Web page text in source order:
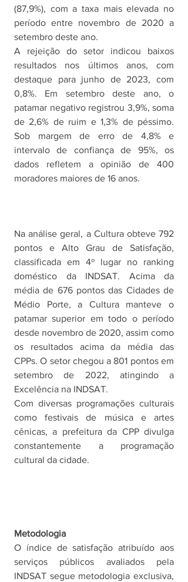
(87,9%), com a taxa mais elevada no
período entre novembro de 2020 a
setembro deste ano.
A rejeição do setor indicou baixos
resultados nos últimos anos, com
destaque para junho de 2023, com
0,8%. Em setembro deste ano, o
patamar negativo registrou 3,9%, soma
de 2,6% de ruim e 1,3% de péssimo.
Sob margem de erro de 4,8% e
intervalo de confiança de 95%, os
dados refletem a opinião de 400
moradores maiores de 16 anos.
Na análise geral, a Cultura obteve 792
pontos e Alto Grau de Satisfação,
classificada em 4º lugar no ranking
doméstico da INDSAT. Acima da
média de 676 pontos das Cidades de
Médio Porte, a Cultura manteve o
patamar superior em todo o período
desde novembro de 2020, assim como
os resultados acima da média das
CPPs. O setor chegou a 801 pontos em
setembro de 2022, atingindo a
Excelência na INDSAT.
Com diversas programações culturais
como festivais de música e artes
cênicas, a prefeitura da CPP divulga
constantemente a programação
cultural da cidade.
Metodologia
O índice de satisfação atribuído aos
serviços públicos avaliados pela
INDSAT segue metodologia exclusiva,